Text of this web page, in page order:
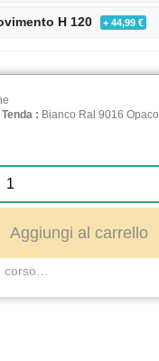
H 120 + 44,99 €
: Bianco Ral 9016 Opaco
Aggiungi al carrello
corso…